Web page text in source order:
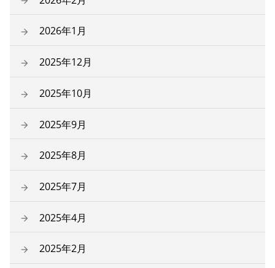
2026年1月
2025年12月
2025年10月
2025年9月
2025年8月
2025年7月
2025年4月
2025年2月